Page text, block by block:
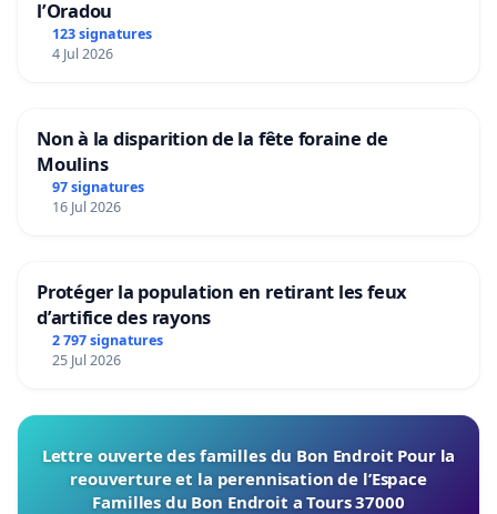
l’Oradou
123 signatures
4 Jul 2026
Non à la disparition de la fête foraine de
Moulins
97 signatures
16 Jul 2026
Protéger la population en retirant les feux
d’artifice des rayons
2 797 signatures
25 Jul 2026
Lettre ouverte des familles du Bon Endroit Pour la
reouverture et la perennisation de l’Espace
Familles du Bon Endroit a Tours 37000